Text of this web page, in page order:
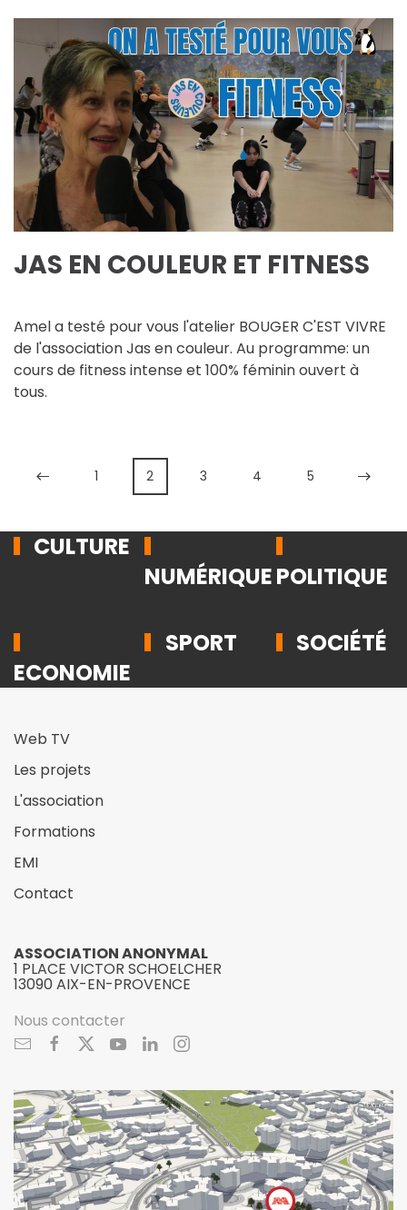
JAS EN COULEUR ET FITNESS
Amel a testé pour vous l'atelier BOUGER C'EST VIVRE
de l'association Jas en couleur. Au programme: un
cours de fitness intense et 100% féminin ouvert à
tous.
1 2 3 4 5
CULTURE
NUMÉRIQUEPOLITIQUE
ECONOMIE
SPORT SOCIÉTÉ
Web TV
Les projets
L'association
Formations
EMI
Contact
ASSOCIATION ANONYMAL
1 PLACE VICTOR SCHOELCHER
13090 AIX-EN-PROVENCE
Nous contacter